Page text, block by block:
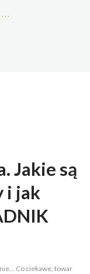
Jakie są
i jak
Co ciekawe, towar